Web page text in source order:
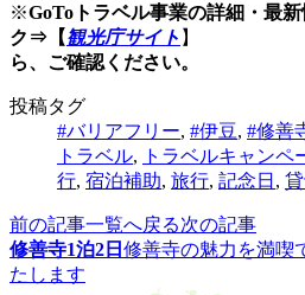
※GoToトラベル事業の詳細・最
ク⇒【観光庁サイト 】
ら、ご確認ください。
投稿タグ
#バリアフリー, #伊豆, #修善
トラベル, トラベルキャンペ
行, 宿泊補助, 旅行, 記念日 ,
前の記事一覧へ戻る次の記事
修善寺1泊2日 修善寺の魅力を満喫
たします